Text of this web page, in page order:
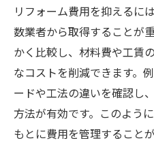
リフォーム費用を抑えるに
数業者から取得することが
かく比較し、材料費や工賃
なコストを削減できます。
ードや工法の違いを確認し
方法が有効です。このよう
もとに費用を管理すること